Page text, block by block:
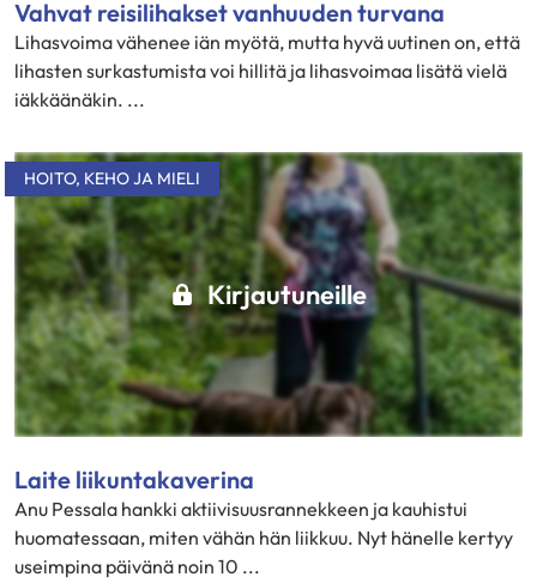
Vahvat reisilihakset vanhuuden turvana
Lihasvoima vähenee iän myötä, mutta hyvä uutinen on, että
lihasten surkastumista voi hillitä ja lihasvoimaa lisätä vielä
iäkkäänäkin. ...
Kirjautuneille
HOITO, KEHO JA MIELI
Laite liikuntakaverina
Anu Pessala hankki aktiivisuusrannekkeen ja kauhistui
huomatessaan, miten vähän hän liikkuu. Nyt hänelle kertyy
useimpina päivänä noin 10 ...